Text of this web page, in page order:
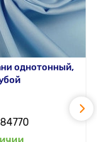
однотонный,